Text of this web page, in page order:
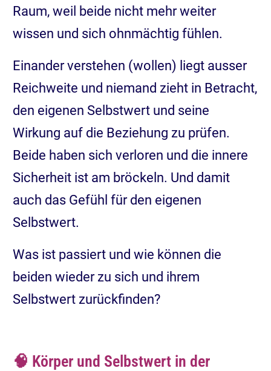
Raum, weil beide nicht mehr weiter
wissen und sich ohnmächtig fühlen.
Einander verstehen (wollen) liegt ausser
Reichweite und niemand zieht in Betracht,
den eigenen Selbstwert und seine
Wirkung auf die Beziehung zu prüfen.
Beide haben sich verloren und die innere
Sicherheit ist am bröckeln. Und damit
auch das Gefühl für den eigenen
Selbstwert.
Was ist passiert und wie können die
beiden wieder zu sich und ihrem
Selbstwert zurückfinden?
🧠 Körper und Selbstwert in der